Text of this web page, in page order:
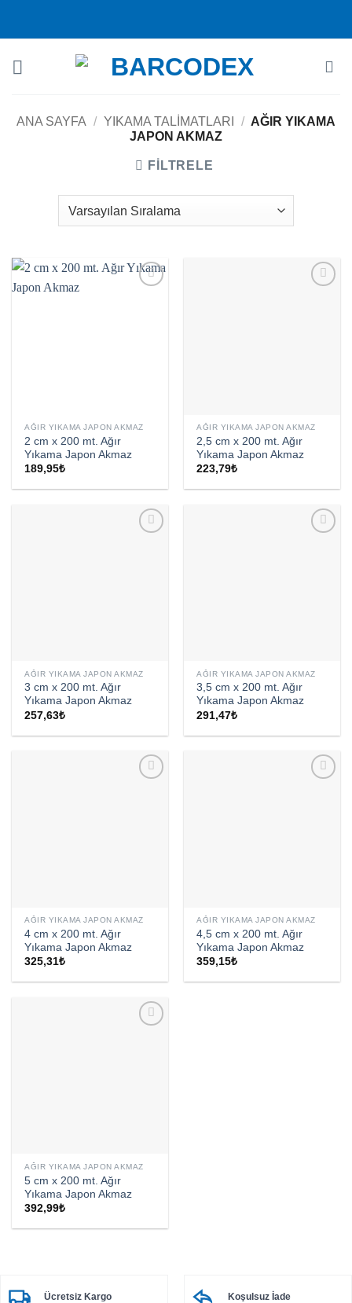
ANA SAYFA / YIKAMA TALIMATLARI / AĞIR YIKAMA
JAPON AKMAZ
FILTRELE
AĞIR YIKAMA JAPON AKMAZ
2 cm x 200 mt. Ağır
Yıkama Japon Akmaz
189,95₺
AĞIR YIKAMA JAPON AKMAZ
2,5 cm x 200 mt. Ağır
Yıkama Japon Akmaz
223,79₺
AĞIR YIKAMA JAPON AKMAZ
3 cm x 200 mt. Ağır
Yıkama Japon Akmaz
257,63₺
AĞIR YIKAMA JAPON AKMAZ
3,5 cm x 200 mt. Ağır
Yıkama Japon Akmaz
291,47₺
AĞIR YIKAMA JAPON AKMAZ
4 cm x 200 mt. Ağır
Yıkama Japon Akmaz
325,31₺
AĞIR YIKAMA JAPON AKMAZ
4,5 cm x 200 mt. Ağır
Yıkama Japon Akmaz
359,15₺
AĞIR YIKAMA JAPON AKMAZ
5 cm x 200 mt. Ağır
Yıkama Japon Akmaz
392,99₺
Ücretsiz Kargo Koşulsuz İade